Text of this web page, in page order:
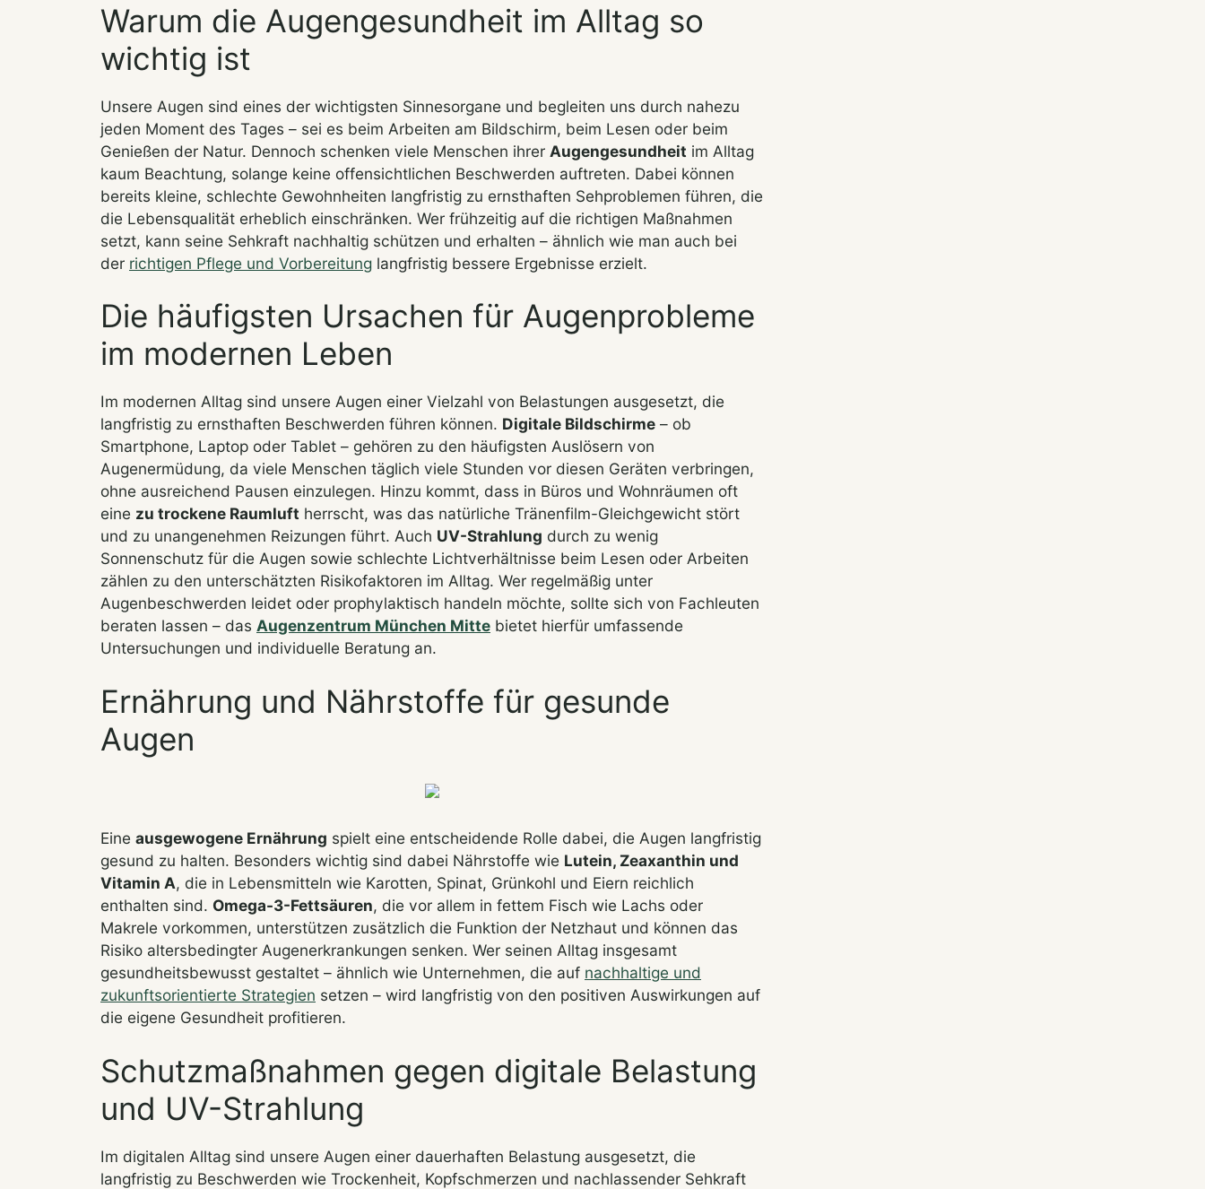
Warum die Augengesundheit im Alltag so
wichtig ist
Unsere Augen sind eines der wichtigsten Sinnesorgane und begleiten uns durch nahezu
jeden Moment des Tages – sei es beim Arbeiten am Bildschirm, beim Lesen oder beim
Genießen der Natur. Dennoch schenken viele Menschen ihrer Augengesundheit im Alltag
kaum Beachtung, solange keine offensichtlichen Beschwerden auftreten. Dabei können
bereits kleine, schlechte Gewohnheiten langfristig zu ernsthaften Sehproblemen führen, die
die Lebensqualität erheblich einschränken. Wer frühzeitig auf die richtigen Maßnahmen
setzt, kann seine Sehkraft nachhaltig schützen und erhalten – ähnlich wie man auch bei
der richtigen Pflege und Vorbereitung langfristig bessere Ergebnisse erzielt.
Die häufigsten Ursachen für Augenprobleme
im modernen Leben
Im modernen Alltag sind unsere Augen einer Vielzahl von Belastungen ausgesetzt, die
langfristig zu ernsthaften Beschwerden führen können. Digitale Bildschirme – ob
Smartphone, Laptop oder Tablet – gehören zu den häufigsten Auslösern von
Augenermüdung, da viele Menschen täglich viele Stunden vor diesen Geräten verbringen,
ohne ausreichend Pausen einzulegen. Hinzu kommt, dass in Büros und Wohnräumen oft
eine zu trockene Raumluft herrscht, was das natürliche Tränenfilm-Gleichgewicht stört
und zu unangenehmen Reizungen führt. Auch UV-Strahlung durch zu wenig
Sonnenschutz für die Augen sowie schlechte Lichtverhältnisse beim Lesen oder Arbeiten
zählen zu den unterschätzten Risikofaktoren im Alltag. Wer regelmäßig unter
Augenbeschwerden leidet oder prophylaktisch handeln möchte, sollte sich von Fachleuten
beraten lassen – das Augenzentrum München Mitte bietet hierfür umfassende
Untersuchungen und individuelle Beratung an.
Ernährung und Nährstoffe für gesunde
Augen
Eine ausgewogene Ernährung spielt eine entscheidende Rolle dabei, die Augen langfristig
gesund zu halten. Besonders wichtig sind dabei Nährstoffe wie Lutein, Zeaxanthin und
Vitamin A, die in Lebensmitteln wie Karotten, Spinat, Grünkohl und Eiern reichlich
enthalten sind. Omega-3-Fettsäuren, die vor allem in fettem Fisch wie Lachs oder
Makrele vorkommen, unterstützen zusätzlich die Funktion der Netzhaut und können das
Risiko altersbedingter Augenerkrankungen senken. Wer seinen Alltag insgesamt
gesundheitsbewusst gestaltet – ähnlich wie Unternehmen, die auf nachhaltige und
zukunftsorientierte Strategien setzen – wird langfristig von den positiven Auswirkungen auf
die eigene Gesundheit profitieren.
Schutzmaßnahmen gegen digitale Belastung
und UV-Strahlung
Im digitalen Alltag sind unsere Augen einer dauerhaften Belastung ausgesetzt, die
langfristig zu Beschwerden wie Trockenheit, Kopfschmerzen und nachlassender Sehkraft